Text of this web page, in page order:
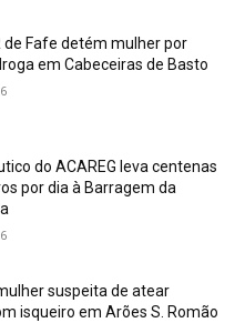
de Fafe detém mulher por
em Cabeceiras de Basto
do ACAREG leva centenas
por dia à Barragem da
suspeita de atear
isqueiro em Arões S. Romão